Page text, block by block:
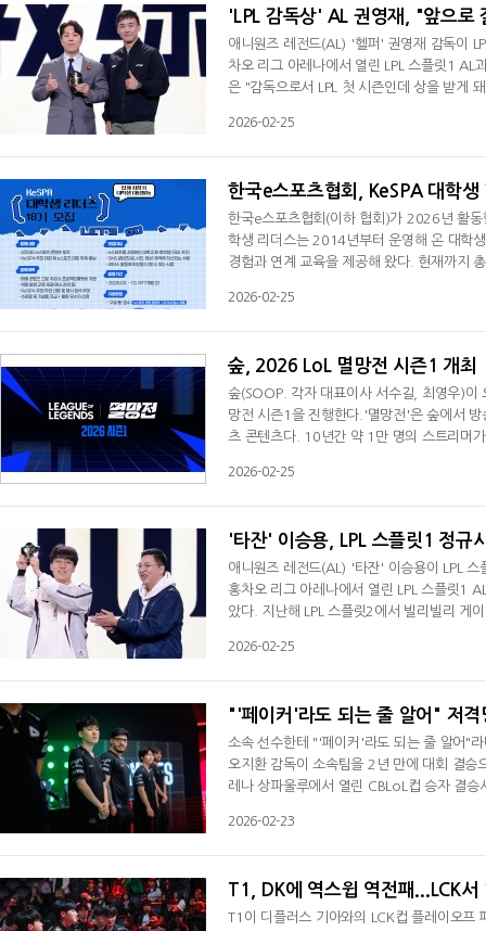
'LPL 감독상' AL 권영재, "앞으로
애니원즈 레전드(AL) '헬퍼' 권영재 감독이
차오 리그 아레나에서 열린 LPL 스플릿1 AL
은 "감독으로서 LPL 첫 시즌인데 상을 받게
(현 웨이보 게이밍)을 보좌한 권 감독은 팀
2026-02-25
한국e스포츠협회, KeSPA 대학
한국e스포츠협회(이하 협회)가 2026년 활
학생 리더스는 2014년부터 운영해 온 대학
경험과 연계 교육을 제공해 왔다. 현재까지
대학생 리더스 18기는 e스포츠 연간 일정을
2026-02-25
숲, 2026 LoL 멸망전 시즌1 개최
숲(SOOP. 각자 대표이사 서수길, 최영우)이
망전 시즌1을 진행한다.'멸망전'은 숲에서
츠 콘텐츠다. 10년간 약 1만 명의 스트리머
수들이 팀에 참여하는 식스맨 제도와 감독·
2026-02-25
'타잔' 이승용, LPL 스플릿1 정규
애니원즈 레전드(AL) '타잔' 이승용이 LPL
홍차오 리그 아레나에서 열린 LPL 스플릿1
았다. 지난해 LPL 스플릿2에서 빌리빌리 게
"함께 힘내서 앞으로 나아갔으면 한다. 저에
2026-02-25
"'페이커'라도 되는 줄 알어" 저
소속 선수한테 "'페이커'라도 되는 줄 알어"
오지환 감독이 소속팀을 2년 만에 대회 결승
레나 상파울루에서 열린 CBLoL컵 승자 결
즌을 앞두고 브리온 출신인 '불' 송선규와 kt
2026-02-23
T1, DK에 역스윕 역전패...LCK서
T1이 디플러스 기아와의 LCK컵 플레이오프